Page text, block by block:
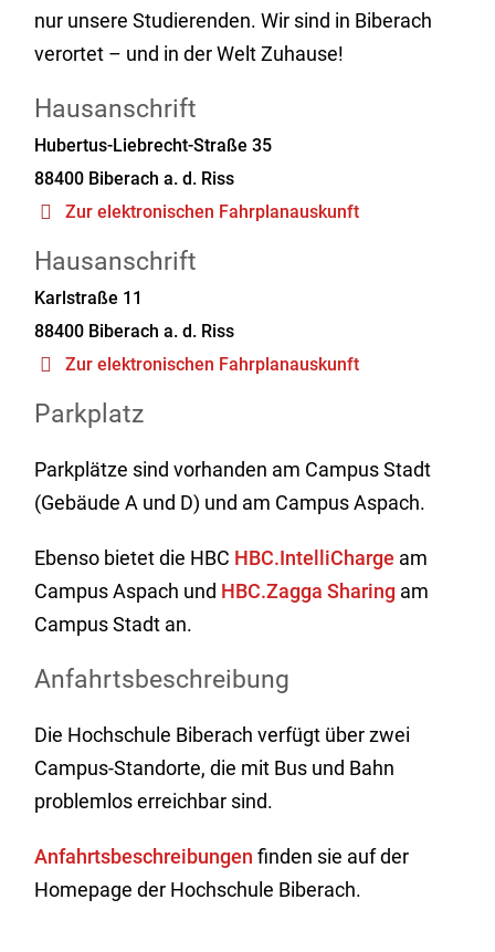
nur unsere Studierenden. Wir sind in Biberach
verortet – und in der Welt Zuhause!
Hausanschrift
Hubertus-Liebrecht-Straße 35
88400 Biberach a. d. Riss
Zur elektronischen Fahrplanauskunft
Hausanschrift
Karlstraße 11
88400 Biberach a. d. Riss
Zur elektronischen Fahrplanauskunft
Parkplatz
Parkplätze sind vorhanden am Campus Stadt
(Gebäude A und D) und am Campus Aspach.
Ebenso bietet die HBC HBC.IntelliCharge am
Campus Aspach und HBC.Zagga Sharing am
Campus Stadt an.
Anfahrtsbeschreibung
Die Hochschule Biberach verfügt über zwei
Campus-Standorte, die mit Bus und Bahn
problemlos erreichbar sind.
Anfahrtsbeschreibungen finden sie auf der
Homepage der Hochschule Biberach.